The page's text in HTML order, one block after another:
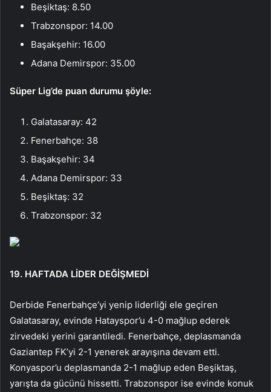
Beşiktaş: 8.50
Trabzonspor: 14.00
Başakşehir: 16.00
Adana Demirspor: 35.00
Süper Lig’de puan durumu şöyle:
Galatasaray: 42
Fenerbahçe: 38
Başakşehir: 34
Adana Demirspor: 33
Beşiktaş: 32
Trabzonspor: 32
19. HAFTADA LİDER DEĞİŞMEDİ
Derbide Fenerbahçe’yi yenip liderliği ele geçiren
Galatasaray, evinde Hatayspor’u 4-0 mağlup ederek
zirvedeki yerini garantiledi. Fenerbahçe, deplasmanda
Gaziantep FK’yi 2-1 yenerek arayışına devam etti.
Konyaspor’u deplasmanda 2-1 mağlup eden Beşiktaş,
yarışta da gücünü hissetti. Trabzonspor ise evinde konuk